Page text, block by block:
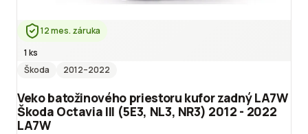
12 mes. záruka
1 ks
Škoda
2012–2022
Veko batožinového priestoru kufor zadný LA7W
Škoda Octavia III (5E3, NL3, NR3) 2012 - 2022
LA7W